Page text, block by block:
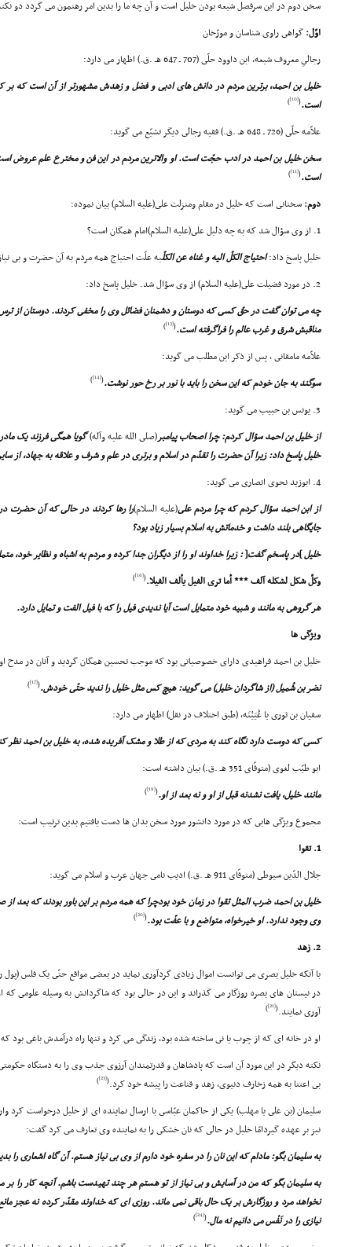
سخن دوم در این سرفصل شیعه بودن خلیل است و آن چه ما را بدین امر رهنمون مى گردد دو
اوّل: گواهى راوى شناسان و مورّخان
رجالىِ معروف شیعه، ابن داوود حلّى (707 ـ 647 هـ .ق.) اظهار مى دارد:
خلیل بن احمد، برترین مردم در دانش هاى ادبى و فضل و زهدش مشهورتر از آن است که
است.(
[10]
)
علاّمه حلّى (726 ـ 648 هـ .ق.) فقیه رجالى دیگر تشیّع مى گوید:
سخن خلیل بن احمد در ادب حجّت است. او والاترین مردم در این فن و مخترع علم عروض
است.(
[11]
)
دوم: سخنانى است که خلیل در مقام ومنزلت على(علیه السلام) بیان نموده:
1. از وى سؤال شد که به چه دلیل على(علیه السلام)امام همگان است؟
خلیل پاسخ داد:احتیاج الکلّ الیه و غناه عن الکلّبه علّت احتیاج همه مردم به آن حضرت و بى
2. در مورد فضیلت على(علیه السلام) از وى سؤال شد. خلیل پاسخ داد:
چه مى توان گفت در حقّ کسى که دوستان و دشمنان فضائل وى را مخفى کردند. دوستان از
مناقبش شرق و غرب عالم را فراگرفته است.(
[13]
)
علاّمه مامقانى ، پس از ذکر این مطلب مى گوید:
سوگند به جان خودم که این سخن را باید با نور بر رخ حور نوشت.(
[14]
)
3. یونس بن حبیب مى گوید:
از خلیل بن احمد سؤال کردم: چرا اصحاب پیامبر(صلى الله علیه وآله)گویا همگى فرزند یک
خلیل پاسخ داد: زیرا آن حضرت را تقدّم در اسلام و برترى در علم و شرف و علاقه به جهاد، از
4. ابوزید نحوى انصارى مى گوید:
از ابن احمد سؤال کردم که چرا مردم على(علیه السلام)را رها کردند در حالى که آن حضرت در
جایگاهى بلند داشت و خدماتش به اسلام بسیار زیاد بود؟
خلیل]در پاسخم گفت[: زیرا خداوند او را از دیگران جدا کرده و مردم به اشباه و نظایر خود،
وکلّ شکل لشکله آلف *** أما ترى الفیل یألف الفیلا.(
[16]
)
هر گروهى به مانند و شبیه خود متمایل است آیا ندیدى فیل را که با فیل الفت و تمایل دارد.
ویژگى ها
خلیل بن احمد فراهیدى داراى خصوصیاتى بود که موجب تحسین همگان گردید و آنان در مدح
نضر بن شُمیل (از شاگردان خلیل) مى گوید: هیچ کس مثل خلیل را ندید حتّى خودش.(
[17]
)
سفیان بن ثورى یا عُیَیْنَه، (طبق اختلاف در نقل) اظهار مى دارد:
کسى که دوست دارد نگاه کند به مردى که از طلا و مشک آفریده شده، به خلیل بن احمد نظر
ابو طیّب لغوى (متوفّاى 351 هـ .ق.) بیان داشته است:
مانند خلیل، یافت نشدنه قبل از او و نه بعد از او.(
[19]
)
مجموع ویژگى هایى که در مورد دانشور مورد سخن بدان ها دست یافتیم بدین ترتیب است:
1. تقوا
جلال الدّین سیوطى (متوفّاى 911 هـ .ق.) ادیب نامى جهان عرب و اسلام مى گوید:
خلیل بن احمد ضرب المثل تقوا در زمان خود بودچرا که همه مردم بر این باور بودند که بعد
وى وجود ندارد. او خیرخواه، متواضع و با عفّت بود.(
[20]
)
2. زهد
با آنکه خلیل بصرى مى توانست اموال زیادى گردآورى نماید در بعضى مواقع حتّى یک فلس
در نیستان هاى بصره روزگار مى گذراند و این در حالى بود که شاگردانش به وسیله علومى
آورى نمایند.(
[21]
)
او در خانه اى که از چوب یا نى ساخته شده بود، زندگى مى کرد و تنها راه درآمدش باغى بود
نکته دیگر در این مورد آن است که پادشاهان و قدرتمندان آرزوى جذب وى را به دستگاه حکومتى
بى اعتنا به همه زخارف دنیوى، زهد و قناعت را پیشه خود کرد.(
[23]
)
سلیمان (بن على یا مهلب) یکى از حاکمان عبّاسى با ارسال نماینده اى از خلیل درخواست کرد
نیز بر عهده گیردامّا خلیل در حالى که نان خشکى را به نماینده وى تعارف مى کرد گفت:
به سلیمان بگو: مادام که این نان را در سفره خود دارم از وى بى نیاز هستم. آن گاه اشعارى را
به سلیمان بگو که من در آسایش و بى نیاز از تو هستم هر چند تهیدست باشم. آنچه کار را
نخواهد مرد و روزگارش بر یک حال باقى نمى ماند. روزى اى که خداوند مقدّر کرده نه عجز
نیازى را در نَفْس مى دانیم نه مال.(
[24]
)